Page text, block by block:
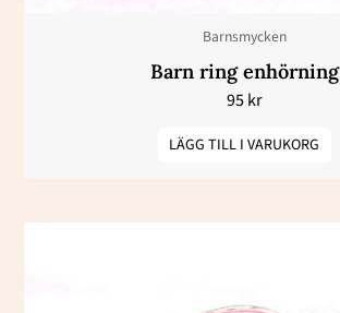
Barnsmycken
Barn ring enhörning
95kr
LÄGG TILL I VARUKORG